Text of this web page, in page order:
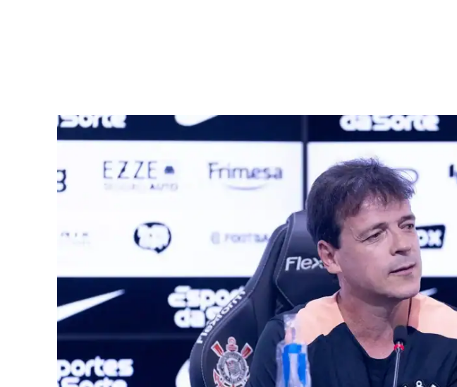
iCHAIT
Aprenda tudo sobre
Inteligência Artificial